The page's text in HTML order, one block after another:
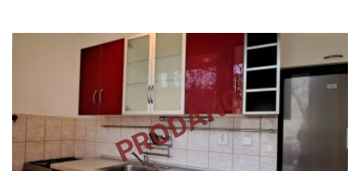
PRODÁNO